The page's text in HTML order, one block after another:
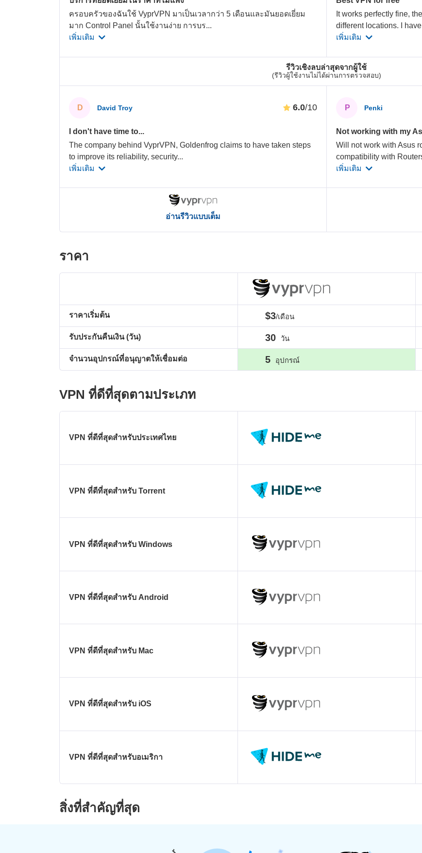
รีวิวเชิงลบล่าสุดจากผู้ใช้
(รีวิวผู้ใช้งานไม่ได้ผ่านการตรวจสอบ)
ครอบครัวของฉันใช้ VyprVPN มาเป็นเวลากว่า 5 เดือนและมันยอดเยี่ยม
มาก Control Panel นั้นใช้งานง่าย การบร...
เพิ่มเติม
D David Troy 6.0/10
I don't have time to...
The company behind VyprVPN, Goldenfrog claims to have taken steps
to improve its reliability, security...
เพิ่มเติม
อ่านรีวิวแบบเต็ม
It works perfectly fine,
different locations. I
เพิ่มเติม
P Penki
Not working with my
Will not work with Asus
compatibility with
เพิ่มเติม
ราคา
ราคาเริ่มต้น
รับประกันคืนเงิน (วัน)
จำนวนอุปกรณ์ที่อนุญาตให้เชื่อมต่อ
$3/เดือน
30 วัน
5 อุปกรณ์
VPN ที่ดีที่สุดตามประเภท
VPN ที่ดีที่สุดสำหรับประเทศไทย
VPN ที่ดีที่สุดสำหรับ Torrent
VPN ที่ดีที่สุดสำหรับ Windows
VPN ที่ดีที่สุดสำหรับ Android
VPN ที่ดีที่สุดสำหรับ Mac
VPN ที่ดีที่สุดสำหรับ iOS
VPN ที่ดีที่สุดสำหรับอเมริกา
สิ่งที่สำคัญที่สุด